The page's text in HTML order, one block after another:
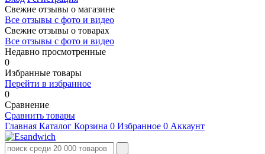
Свежие отзывы о магазине
Все отзывы с фото и видео
Свежие отзывы о товарах
Все отзывы c фото и видео
Недавно просмотренные
0
Избранные товары
Перейти в избранное
0
Сравнение
Сравнить товары
Главная Каталог Корзина 0 Избранное 0 Аккаунт